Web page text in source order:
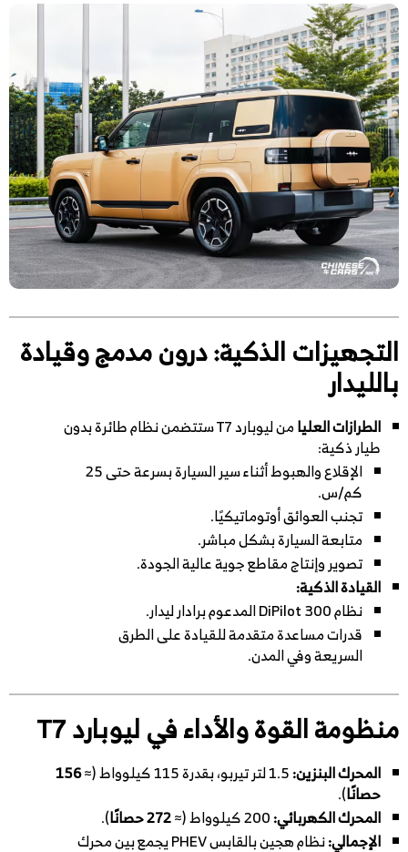
التجهيزات الذكية: درون مدمج وقيادة
بالليدار
الطرازات العليا
من ليوبارد T7 ستتضمن نظام طائرة بدون
طيار ذكية:
الإقلاع والهبوط أثناء سير السيارة بسرعة حتى 25
كم/س.
تجنب العوائق أوتوماتيكيًا.
متابعة السيارة بشكل مباشر.
تصوير وإنتاج مقاطع جوية عالية الجودة.
القيادة الذكية:
نظام DiPilot 300 المدعوم برادار ليدار.
قدرات مساعدة متقدمة للقيادة على الطرق
السريعة وفي المدن.
منظومة القوة والأداء في ليوبارد T7
المحرك البنزين:
156
حصانًا).
المحرك الكهربائي:
272 حصانًا
).
الإجمالي:
نظام هجين بالقابس PHEV يجمع بين محرك